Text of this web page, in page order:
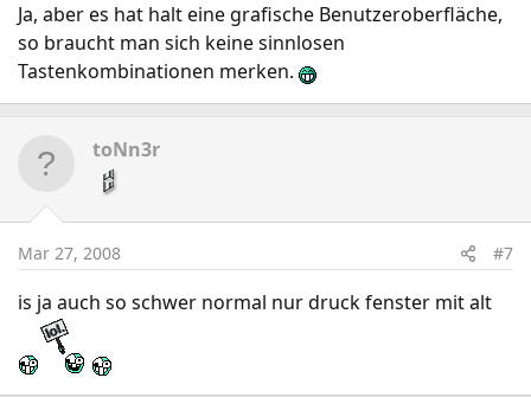
Ja, aber es hat halt eine grafische Benutzeroberfläche,
so braucht man sich keine sinnlosen
Tastenkombinationen merken.
toNn3r
Mar 27, 2008 #7
is ja auch so schwer normal nur druck fenster mit alt